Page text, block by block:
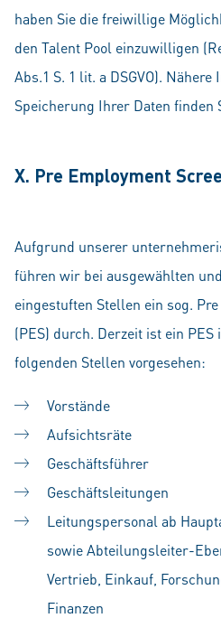
haben Sie die freiwillige
den Talent Pool einzuwilligen
Abs.1 S. 1 lit. a DSGVO).
Speicherung Ihrer Daten finden
X. Pre Employment
Aufgrund unserer
führen wir bei ausgewählten
eingestuften Stellen ein sog.
(PES) durch. Derzeit ist ein
folgenden Stellen vorgesehen:
Vorstände
Aufsichtsräte
Geschäftsführer
Geschäftsleitungen
Leitungspersonal ab
sowie Abteilungsleiter-
Vertrieb, Einkauf,
Finanzen